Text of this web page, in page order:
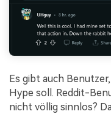
Es gibt auch
Hype soll. Reddit-
nicht völlig sinnlos?